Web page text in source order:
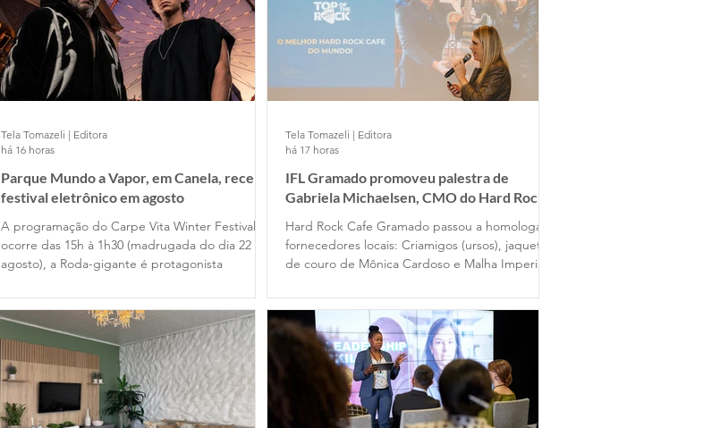
Parque Mundo a Vapor, em Canela, recebe
festival eletrônico em agosto
A programação do Carpe Vita Winter Festival
ocorre das 15h à 1h30 (madrugada do dia 22 de
agosto), a Roda-gigante é protagonista
Tela Tomazeli | Editora
há 16 horas
IFL Gramado promoveu palestra de
Gabriela Michaelsen, CMO do Hard Rock
Hard Rock Cafe Gramado passou a homologar
fornecedores locais: Criamigos (ursos), jaquetas
de couro de Mônica Cardoso e Malha Imperial
Tela Tomazeli | Editora
há 17 horas